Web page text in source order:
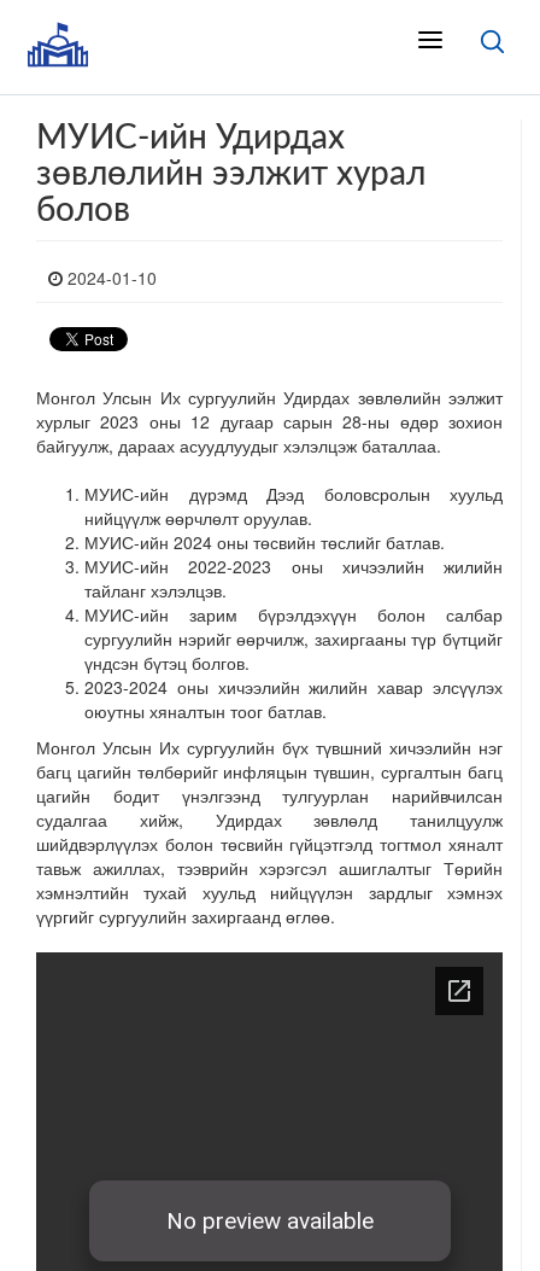
МУИС-ийн Удирдах
зөвлөлийн ээлжит хурал
болов
2024-01-10
Монгол Улсын Их сургуулийн Удирдах зөвлөлийн ээлжит
хурлыг 2023 оны 12 дугаар сарын 28-ны өдөр зохион
байгуулж, дараах асуудлуудыг хэлэлцэж баталлаа.
МУИС-ийн дүрэмд Дээд боловсролын хуульд
нийцүүлж өөрчлөлт оруулав.
МУИС-ийн 2024 оны төсвийн төслийг батлав.
МУИС-ийн 2022-2023 оны хичээлийн жилийн
тайланг хэлэлцэв.
МУИС-ийн зарим бүрэлдэхүүн болон салбар
сургуулийн нэрийг өөрчилж, захиргааны түр бүтцийг
үндсэн бүтэц болгов.
2023-2024 оны хичээлийн жилийн хавар элсүүлэх
оюутны хяналтын тоог батлав.
Монгол Улсын Их сургуулийн бүх түвшний хичээлийн нэг
багц цагийн төлбөрийг инфляцын түвшин, сургалтын багц
цагийн бодит үнэлгээнд тулгуурлан нарийвчилсан
судалгаа хийж, Удирдах зөвлөлд танилцуулж
шийдвэрлүүлэх болон төсвийн гүйцэтгэлд тогтмол хяналт
тавьж ажиллах, тээврийн хэрэгсэл ашиглалтыг Төрийн
хэмнэлтийн тухай хуульд нийцүүлэн зардлыг хэмнэх
үүргийг сургуулийн захиргаанд өглөө.